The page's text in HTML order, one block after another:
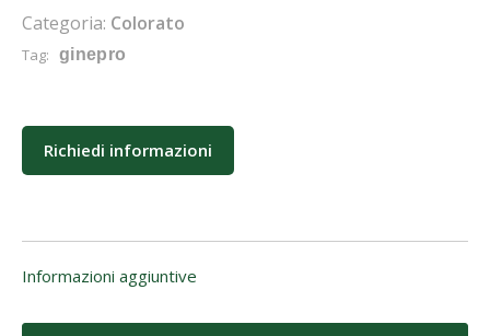
Categoria: Colorato
Tag: ginepro
Richiedi informazioni
Informazioni aggiuntive